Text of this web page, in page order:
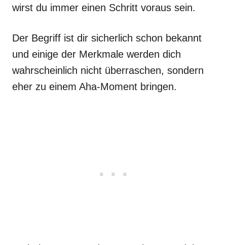
wirst du immer einen Schritt voraus sein.
Der Begriff ist dir sicherlich schon bekannt
und einige der Merkmale werden dich
wahrscheinlich nicht überraschen, sondern
eher zu einem Aha-Moment bringen.